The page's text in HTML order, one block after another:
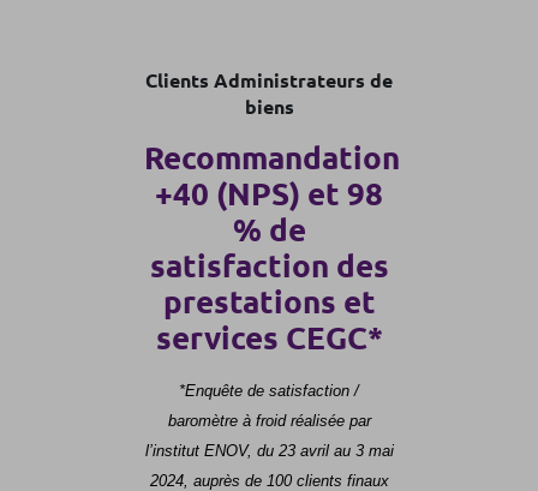
Clients Administrateurs de
biens
Recommandation
+40 (NPS) et 98
% de
satisfaction des
prestations et
services CEGC*
*Enquête de satisfaction /
baromètre à froid réalisée par
l’institut ENOV, du 23 avril au 3 mai
2024, auprès de 100 clients finaux